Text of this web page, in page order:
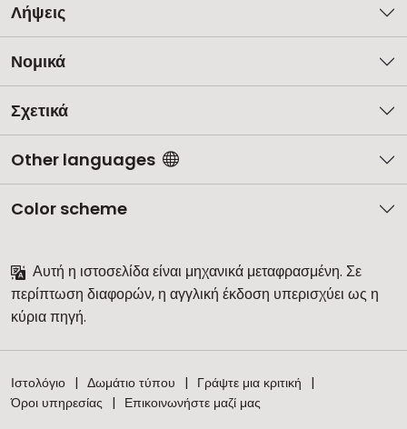
Λήψεις
Νομικά
Σχετικά
Other languages
Color scheme
Αυτή η ιστοσελίδα είναι μηχανικά μεταφρασμένη. Σε
περίπτωση διαφορών, η αγγλική έκδοση υπερισχύει ως η
κύρια πηγή.
Ιστολόγιο Δωμάτιο τύπου
Γράψτε μια κριτική
Όροι υπηρεσίας
Επικοινωνήστε μαζί μας